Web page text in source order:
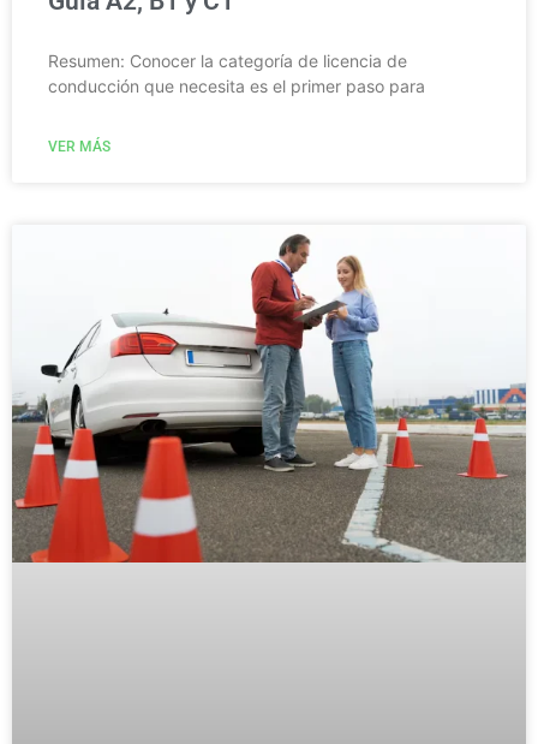
Resumen: Conocer la categoría de licencia de
conducción que necesita es el primer paso para
VER MÁS